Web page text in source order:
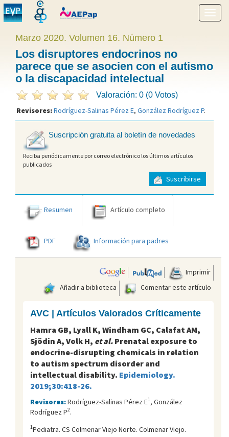
menú
Marzo 2020. Volumen 16. Número 1
Los disruptores endocrinos no
parece que se asocien con el autismo
o la discapacidad intelectual
Valoración: 0 (0 Votos)
Revisores:Rodríguez-Salinas Pérez E, González Rodríguez P.
Suscripción gratuita al boletín de novedades
Reciba periódicamente por correo electrónico los últimos artículos
publicados
Suscribirse
Resumen Artículo completo
PDF Información para padres
Imprimir
Añadir a biblioteca
Comentar este artículo
AVC | Artículos Valorados Críticamente
Hamra GB, Lyall K, Windham GC, Calafat AM,
Sjödin A, Volk H, et al. Prenatal exposure to
endocrine-disrupting chemicals in relation
to autism spectrum disorder and
intellectual disability. Epidemiology.
2019;30:418-26.
Revisores:Rodríguez-Salinas Pérez E1, González
Rodríguez P2.
1Pediatra. CS Colmenar Viejo Norte. Colmenar Viejo.